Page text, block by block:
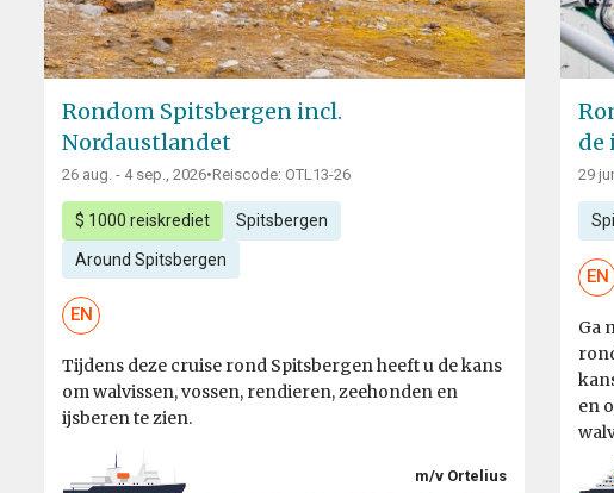
Rondom Spitsbergen incl.
Nordaustlandet
26 aug. - 4 sep., 2026•Reiscode: OTL13-26
$ 1000 reiskrediet Spitsbergen
Around Spitsbergen
EN
Tijdens deze cruise rond Spitsbergen heeft u de kans
om walvissen, vossen, rendieren, zeehonden en
ijsberen te zien.
m/v Ortelius
de
29
EN
Ga
en